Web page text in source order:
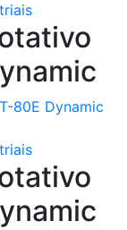
80E Dynamic